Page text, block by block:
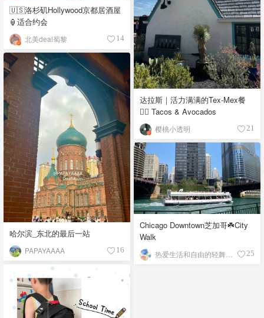
🇺🇸洛杉矶Hollywood京都居酒屋
🏮适合约会
北美deal蜀黎 14
达拉斯｜活力满满的Tex-Mex餐
👉🏼 Tacos & Avocados
樱桃小透明 21
哈尔滨_东北的最后一站
PAPAYAAAA 16
Chicago Downtown芝加哥☘️City
Walk
25